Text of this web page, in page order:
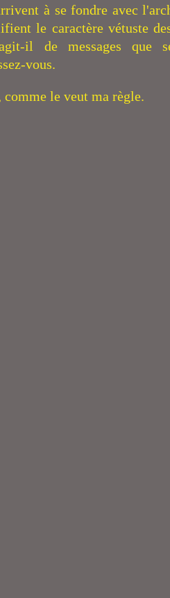
à se fondre avec
le caractère vétuste
il de messages que
vous.
le veut ma règle.